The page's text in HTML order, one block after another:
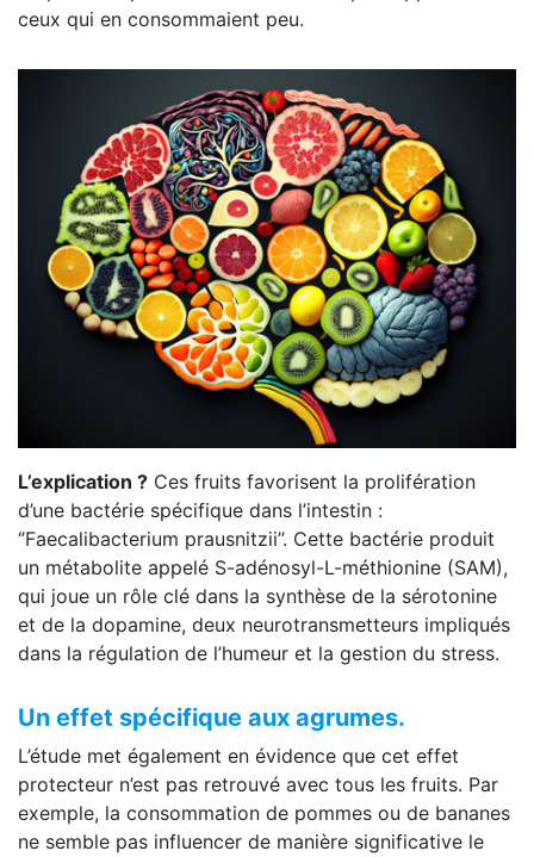
ceux qui en consommaient peu.
L’explication ? Ces fruits favorisent la prolifération
d’une bactérie spécifique dans l’intestin :
‘’Faecalibacterium prausnitzii’’. Cette bactérie produit
un métabolite appelé S-adénosyl-L-méthionine (SAM),
qui joue un rôle clé dans la synthèse de la sérotonine
et de la dopamine, deux neurotransmetteurs impliqués
dans la régulation de l’humeur et la gestion du stress.
Un effet spécifique aux agrumes.
L’étude met également en évidence que cet effet
protecteur n’est pas retrouvé avec tous les fruits. Par
exemple, la consommation de pommes ou de bananes
ne semble pas influencer de manière significative le